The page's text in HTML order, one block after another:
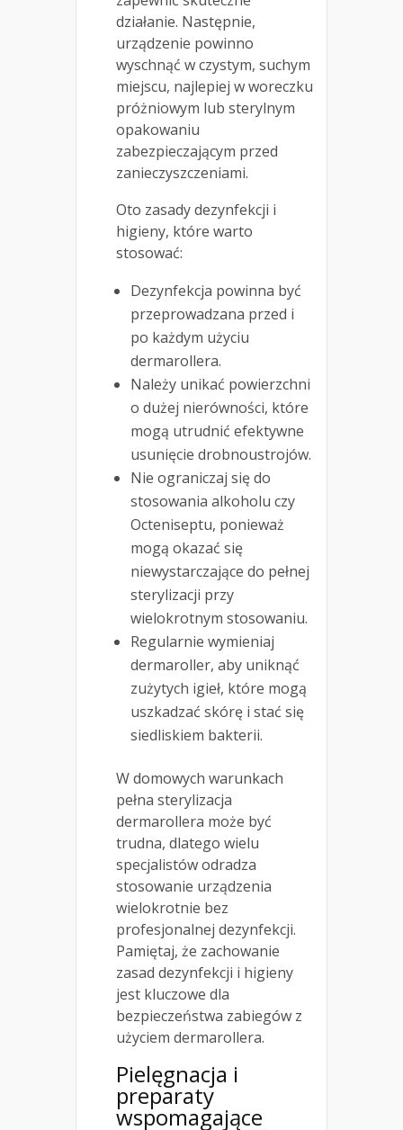
działanie. Następnie,
urządzenie powinno
wyschnąć w czystym, suchym
miejscu, najlepiej w woreczku
próżniowym lub sterylnym
opakowaniu
zabezpieczającym przed
zanieczyszczeniami.
Oto zasady dezynfekcji i
higieny, które warto
stosować:
Dezynfekcja powinna być
przeprowadzana przed i
po każdym użyciu
dermarollera.
Należy unikać powierzchni
o dużej nierówności, które
mogą utrudnić efektywne
usunięcie drobnoustrojów.
Nie ograniczaj się do
stosowania alkoholu czy
Octeniseptu, ponieważ
mogą okazać się
niewystarczające do pełnej
sterylizacji przy
wielokrotnym stosowaniu.
Regularnie wymieniaj
dermaroller, aby uniknąć
zużytych igieł, które mogą
uszkadzać skórę i stać się
siedliskiem bakterii.
W domowych warunkach
pełna sterylizacja
dermarollera może być
trudna, dlatego wielu
specjalistów odradza
stosowanie urządzenia
wielokrotnie bez
profesjonalnej dezynfekcji.
Pamiętaj, że zachowanie
zasad dezynfekcji i higieny
jest kluczowe dla
bezpieczeństwa zabiegów z
użyciem dermarollera.
Pielęgnacja i
preparaty
wspomagające